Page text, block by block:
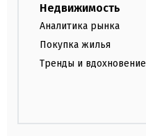
Недвижимость
Аналитика рынка
Покупка жилья
Тренды и вдохновение